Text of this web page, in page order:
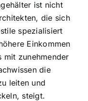
ist nicht
die sich
spezialisiert
Einkommen
mit zunehmender
die
leiten und
steigt.